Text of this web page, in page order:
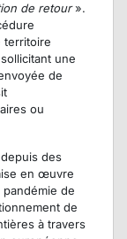
de retour».
territoire
une
de
ou
des
en œuvre
de
de
à travers